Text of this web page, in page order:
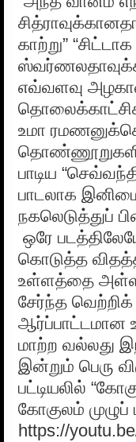
காற்று”
எவ்வளவு
உமா
பாடிய
பாடலாக
நகலெடுத்துப்
ஒரே
கொடுத்த
உள்ளத்தை
சேர்ந்த
ஆர்ப்பாட்டமான
மாற்ற வல்லது
இன்றும் பெரு
பட்டியலில்
கோகுலம்
https://